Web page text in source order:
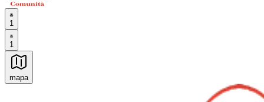
1
1
mapa
Experiencias culinarias inolvidables: Experiencias